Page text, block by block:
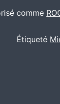
comme
Étiqueté